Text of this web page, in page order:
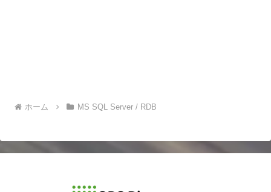
ホーム MS SQL Server / RDB